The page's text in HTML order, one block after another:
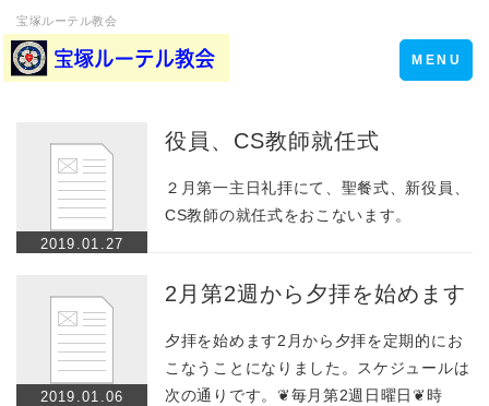
宝塚ルーテル教会
Toggle
navigation
MENU
2019.01.27
役員、CS教師就任式
２月第一主日礼拝にて、聖餐式、新役員、
CS教師の就任式をおこないます。
2019.01.06
2月第2週から夕拝を始めます
夕拝を始めます2月から夕拝を定期的にお
こなうことになりました。スケジュールは
次の通りです。❦毎月第2週日曜日❦時